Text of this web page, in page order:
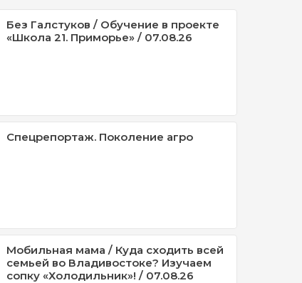
Без Галстуков / Обучение в проекте
«Школа 21. Приморье» / 07.08.26
Спецрепортаж. Поколение агро
Мобильная мама / Куда сходить всей
семьей во Владивостоке? Изучаем
сопку «Холодильник»! / 07.08.26